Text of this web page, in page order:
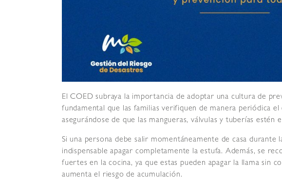
El COED subraya la importancia de adoptar una cultura de
fundamental que las familias verifiquen de manera periódica el
asegurándose de que las mangueras, válvulas y tuberías estén
Si una persona debe salir momentáneamente de casa durante
indispensable apagar completamente la estufa. Además, se
fuertes en la cocina, ya que estas pueden apagar la llama sin
aumenta el riesgo de acumulación.